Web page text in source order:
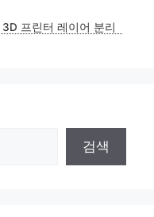
프린터 레이어 분리
검색